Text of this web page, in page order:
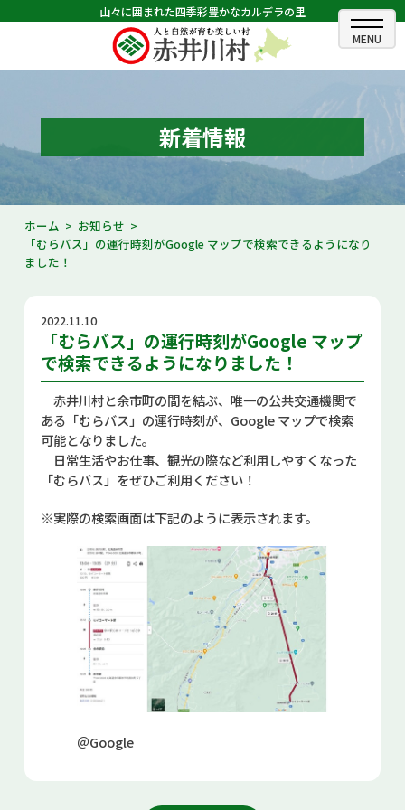
山々に囲まれた四季彩豊かなカルデラの里
ホーム
むらのできごと
むらのプロフィール
くらしの情報
村長室
観光・イベント情報
あかいがわ広報
お問い合せ
Select Language ▼
新着情報
ホーム
お知らせ
「むらバス」の運行時刻がGoogle マップで検索できるようになり
ました！
2022.11.10
「むらバス」の運行時刻がGoogle マップ
で検索できるようになりました！
赤井川村と余市町の間を結ぶ、唯一の公共交通機関で
ある「むらバス」の運行時刻が、Google マップで検索
可能となりました。
日常生活やお仕事、観光の際など利用しやすくなった
「むらバス」をぜひご利用ください！
※実際の検索画面は下記のように表示されます。
＠Google